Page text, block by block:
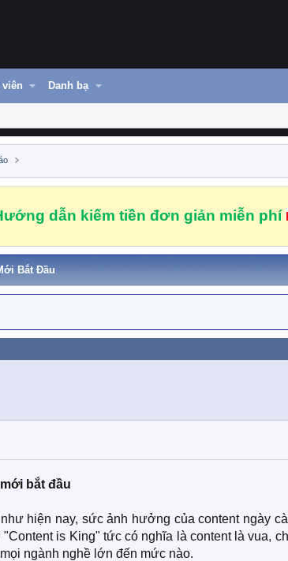
viên Danh bạ
dẫn kiếm tiền đơn giản miễn phí
Bắt Đầu
bắt đầu
hiện nay, sức ảnh hưởng của content ngày
"Content is King" tức có nghĩa là content là vua,
ngành nghề lớn đến mức nào.